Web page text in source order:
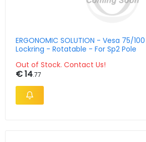
ERGONOMIC SOLUTION - Vesa 75/
Lockring - Rotatable - For Sp2 Pole
Out of Stock. Contact Us!
€ 14.77